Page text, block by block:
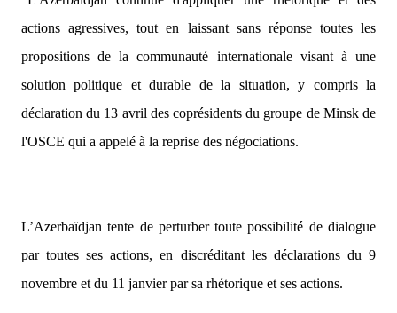
actions agressives, tout en laissant sans réponse toutes les
propositions de la communauté internationale visant à une
solution politique et durable de la situation, y compris la
déclaration du 13 avril des coprésidents du groupe de Minsk de
l'OSCE qui a appelé à la reprise des négociations.
L’Azerbaïdjan tente de perturber toute possibilité de dialogue
par toutes ses actions, en discréditant les déclarations du 9
novembre et du 11 janvier par sa rhétorique et ses actions.